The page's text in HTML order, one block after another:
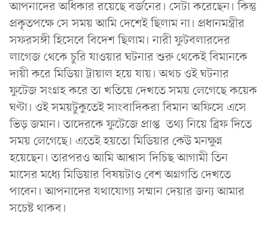
আপনাদের অধিকার রয়েছে বর্জনের। সেটা করেছেন। কিন্তু
প্রকৃতপক্ষে সে সময় আমি দেশেই ছিলাম না। প্রধানমন্ত্রীর
সফরসঙ্গী হিসেবে বিদেশ ছিলাম। নারী ফুটবলারদের
লাগেজ থেকে চুরি যাওয়ার ঘটনার শুরু থেকেই বিমানকে
দায়ী করে মিডিয়া ট্রায়াল হয়ে যায়। অথচ ওই ঘটনার
ফুটেজ সংগ্রহ করে তা খতিয়ে দেখতে সময় লেগেছে কয়েক
ঘণ্টা। ওই সময়টুকুতেই সাংবাদিকরা বিমান অফিসে এসে
ভিড় জমান। তাদেরকে ফুটেজে প্রাপ্ত তথ্য নিয়ে ব্রিফ দিতে
সময় লেগেছে। এতেই হয়তো মিডিয়ার কেউ মনক্ষুণ্ন
হয়েছেন। তারপরও আমি আশ্বাস দিচিছ আগামী তিন
মাসের মধ্যে মিডিয়ার বিষয়টাও বেশ অগ্রগতি দেখতে
পাবেন। আপনাদের যথাযোগ্য সম্মান দেয়ার জন্য আমার
সচেষ্ট থাকব।